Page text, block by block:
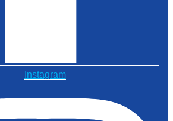
Instagram